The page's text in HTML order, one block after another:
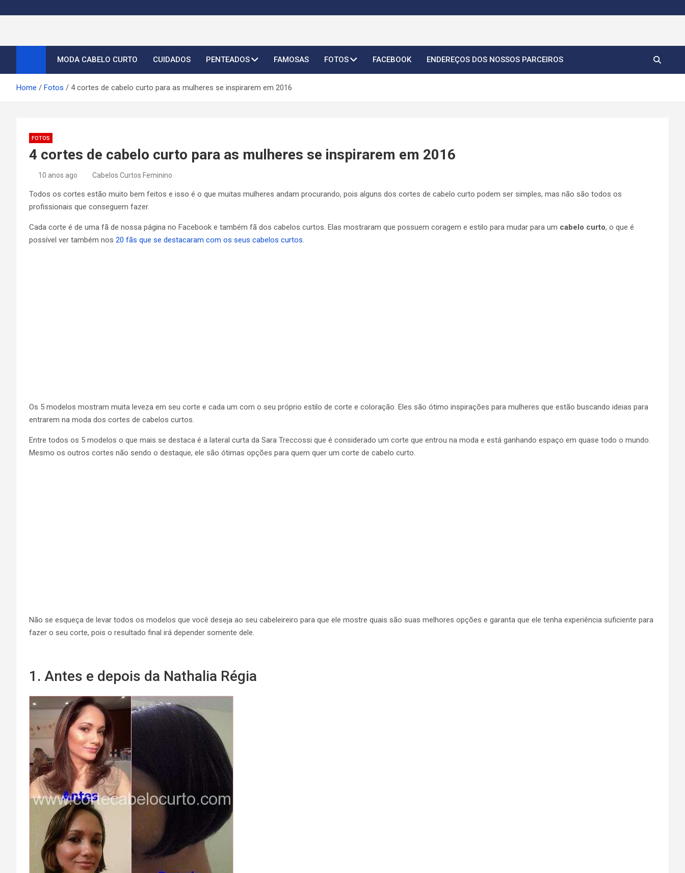
p
Cortes de Cabelo Curto Feminino 2026
MODA CABELO CURTO CUIDADOS PENTEADOS FAMOSAS FOTOS FACEBOOK ENDEREÇOS DOS NOSSOS PARCEIROS
Home Fotos 4 cortes de cabelo curto para as mulheres se inspirarem em 2016
FOTOS
4 cortes de cabelo curto para as mulheres se inspirarem em 2016
10 anos ago Cabelos Curtos Feminino
Todos os cortes estão muito bem feitos e isso é o que muitas mulheres andam procurando, pois alguns dos cortes de cabelo curto podem ser simples, mas não são todos os
profissionais que conseguem fazer.
Cada corte é de uma fã de nossa página no Facebook e também fã dos cabelos curtos. Elas mostraram que possuem coragem e estilo para mudar para um cabelo curto, o que é
possível ver também nos 20 fãs que se destacaram com os seus cabelos curtos.
Os 5 modelos mostram muita leveza em seu corte e cada um com o seu próprio estilo de corte e coloração. Eles são ótimo inspirações para mulheres que estão buscando ideias para
entrarem na moda dos cortes de cabelos curtos.
Entre todos os 5 modelos o que mais se destaca é a lateral curta da Sara Treccossi que é considerado um corte que entrou na moda e está ganhando espaço em quase todo o mundo.
Mesmo os outros cortes não sendo o destaque, ele são ótimas opções para quem quer um corte de cabelo curto.
Não se esqueça de levar todos os modelos que você deseja ao seu cabeleireiro para que ele mostre quais são suas melhores opções e garanta que ele tenha experiência suficiente para
fazer o seu corte, pois o resultado final irá depender somente dele.
1. Antes e depois da Nathalia Régia